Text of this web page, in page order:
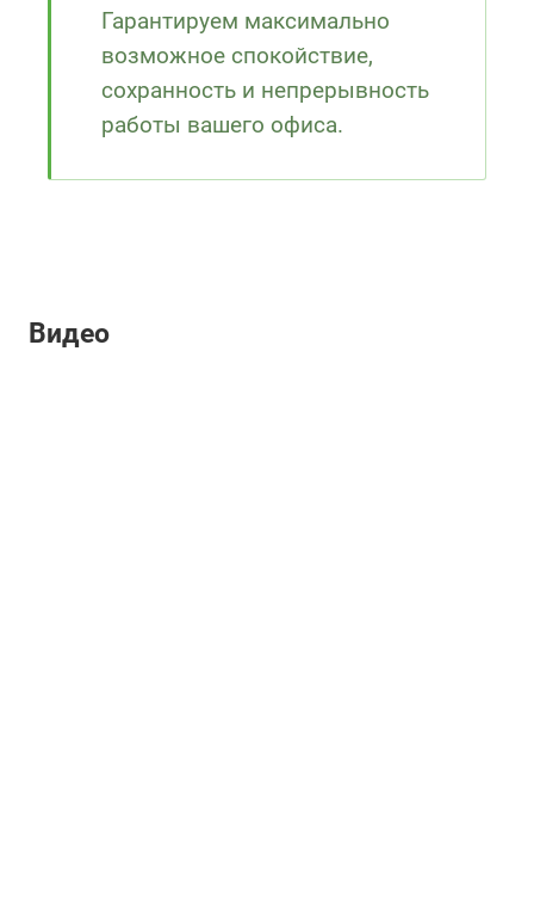
Гарантируем максимально
возможное спокойствие,
сохранность и непрерывность
работы вашего офиса.
Видео